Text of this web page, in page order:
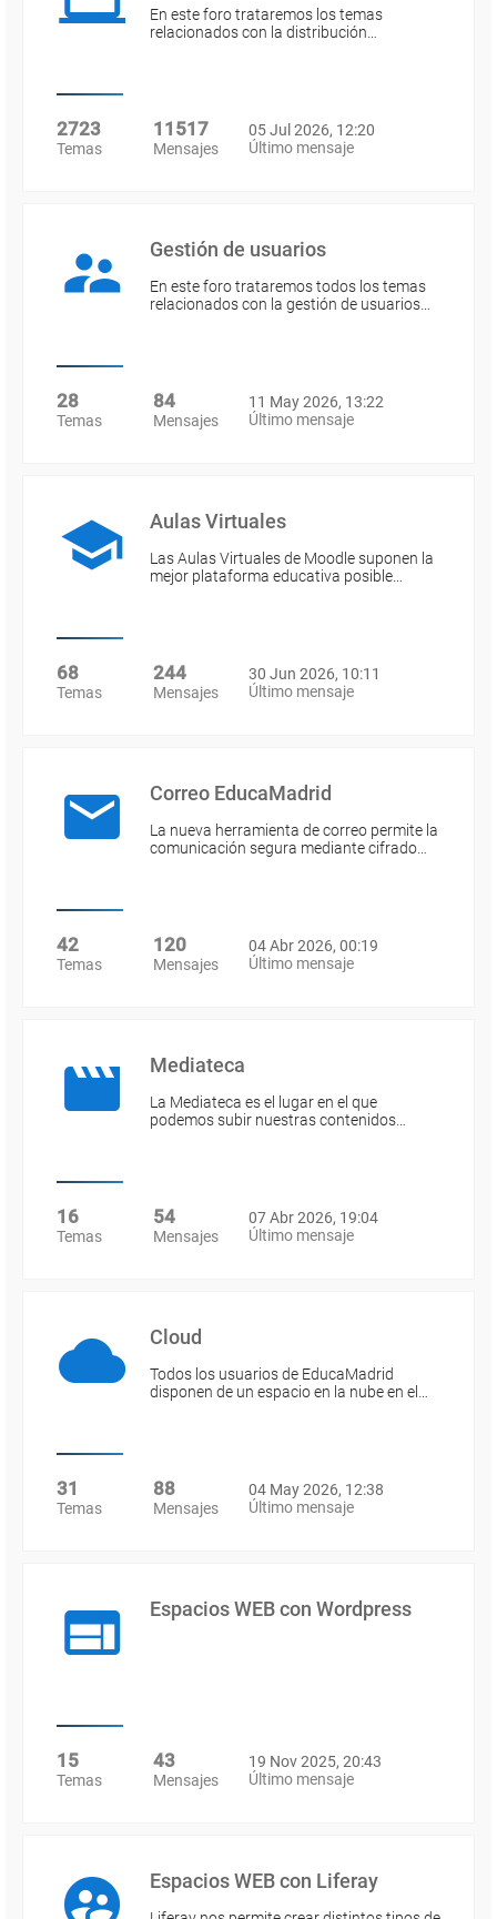
En este foro trataremos los temas
relacionados con la distribución…
2723
Temas
11517
Mensajes
05 Jul 2026, 12:20
Último mensaje
Gestión de usuarios
En este foro trataremos todos los temas
relacionados con la gestión de usuarios…
28
Temas
84
Mensajes
11 May 2026, 13:22
Último mensaje
Aulas Virtuales
Las Aulas Virtuales de Moodle suponen la
mejor plataforma educativa posible…
68
Temas
244
Mensajes
30 Jun 2026, 10:11
Último mensaje
Correo EducaMadrid
La nueva herramienta de correo permite la
comunicación segura mediante cifrado…
42
Temas
120
Mensajes
04 Abr 2026, 00:19
Último mensaje
Mediateca
La Mediateca es el lugar en el que
podemos subir nuestras contenidos…
16
Temas
54
Mensajes
07 Abr 2026, 19:04
Último mensaje
Cloud
Todos los usuarios de EducaMadrid
disponen de un espacio en la nube en el…
31
Temas
88
Mensajes
04 May 2026, 12:38
Último mensaje
Espacios WEB con Wordpress
15
Temas
43
Mensajes
19 Nov 2025, 20:43
Último mensaje
Espacios WEB con Liferay